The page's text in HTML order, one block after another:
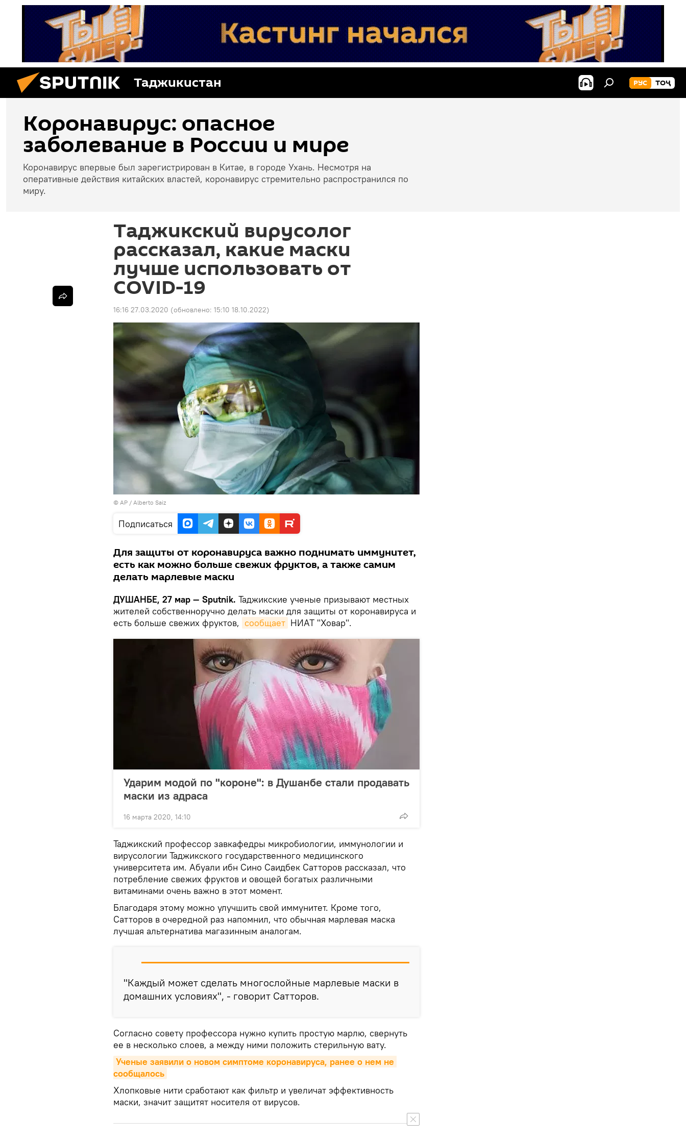
Таджикистан РУС ТОҶ
Коронавирус: опасное
заболевание в России и мире
Коронавирус впервые был зарегистрирован в Китае, в городе Ухань. Несмотря на
оперативные действия китайских властей, коронавирус стремительно распространился по
миру.
Таджикский вирусолог
рассказал, какие маски
лучше использовать от
COVID-19
16:16 27.03.2020 (обновлено: 15:10 18.10.2022)
© AP / Alberto Saiz
Подписаться
Для защиты от коронавируса важно поднимать иммунитет,
есть как можно больше свежих фруктов, а также самим
делать марлевые маски
ДУШАНБЕ, 27 мар — Sputnik. Таджикские ученые призывают местных
жителей собственноручно делать маски для защиты от коронавируса и
есть больше свежих фруктов, сообщает НИАТ "Ховар".
Ударим модой по "короне": в Душанбе стали продавать
маски из адраса
16 марта 2020, 14:10
Таджикский профессор завкафедры микробиологии, иммунологии и
вирусологии Таджикского государственного медицинского
университета им. Абуали ибн Сино Саидбек Сатторов рассказал, что
потребление свежих фруктов и овощей богатых различными
витаминами очень важно в этот момент.
Благодаря этому можно улучшить свой иммунитет. Кроме того,
Сатторов в очередной раз напомнил, что обычная марлевая маска
лучшая альтернатива магазинным аналогам.
"Каждый может сделать многослойные марлевые маски в
домашних условиях", - говорит Сатторов.
Согласно совету профессора нужно купить простую марлю, свернуть
ее в несколько слоев, а между ними положить стерильную вату.
Ученые заявили о новом симптоме коронавируса, ранее о нем не
сообщалось
Хлопковые нити сработают как фильтр и увеличат эффективность
маски, значит защитят носителя от вирусов.